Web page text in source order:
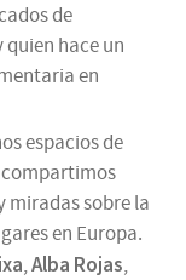
de
hace un
en
espacios de
miradas sobre la
en Europa.
,Alba Rojas,